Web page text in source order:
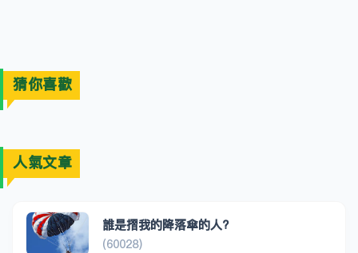
猜你喜歡
人氣文章
誰是摺我的降落傘的人?
(60028)